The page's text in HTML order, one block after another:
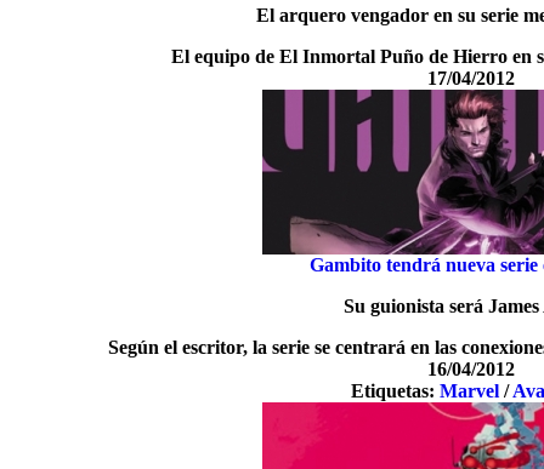
El arquero vengador en su serie
El equipo de El Inmortal Puño de Hierro en
17/04/2012
Gambito tendrá nueva serie
Su guionista será James
Según el escritor, la serie se centrará en las
16/04/2012
Etiquetas:Marvel /